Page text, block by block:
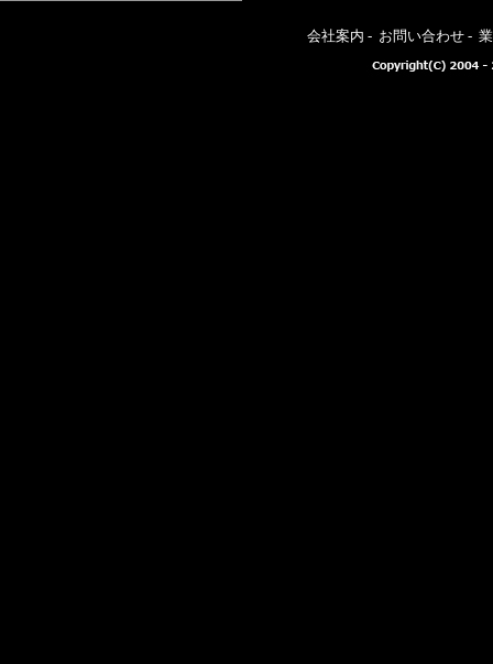
会社案内 - お問い合わせ -